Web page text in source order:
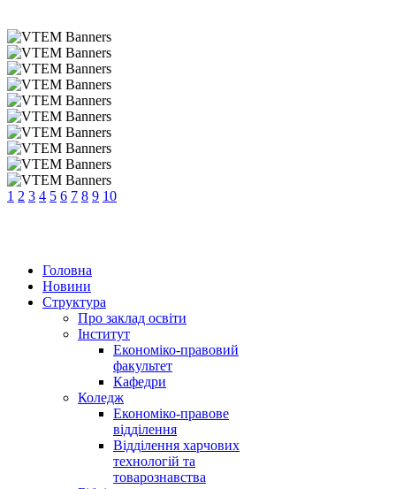
1 2 3 4 5 6 7 8 9 10
Головна
Новини
Структура
Про заклад освіти
Інститут
Економіко-правовий
факультет
Кафедри
Коледж
Економіко-правове
відділення
Відділення харчових
технологій та
товарознавства